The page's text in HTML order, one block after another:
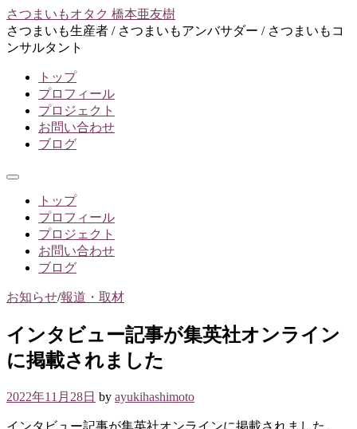
コ
ン
テ
さつまいもオタク 橋本亜友樹
さつまいも生産者 / さつまいもアンバサダー / さつまいもコ
ンサルタント
トップ
プロフィール
プロジェクト
お問い合わせ
ブログ
メ
トップ
プロフィール
プロジェクト
お問い合わせ
ブログ
お知らせ/報道・取材
インタビュー記事が集英社オンライン
に掲載されました
2022年11月28日 by ayukihashimoto
インタビュー記事が集英社オンラインに掲載されました。